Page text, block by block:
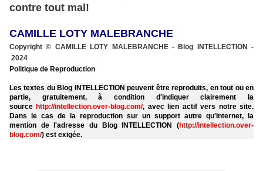
contre tout mal!
CAMILLE LOTY MALEBRANCHE
Copyright © CAMILLE LOTY MALEBRANCHE - Blog INTELLECTION -
2024
Politique de Reproduction
Les textes du Blog INTELLECTION peuvent être reproduits, en tout ou en
partie, gratuitement, à condition d'indiquer clairement la
source http://intellection.over-blog.com/, avec lien actif vers notre site.
Dans le cas de la reproduction sur un support autre qu'Internet, la
mention de l'adresse du Blog INTELLECTION (http://intellection.over-
blog.com/) est exigée.